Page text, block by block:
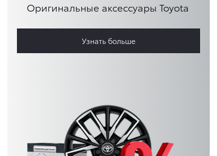
Оригинальные аксессуары Toyota
Узнать больше